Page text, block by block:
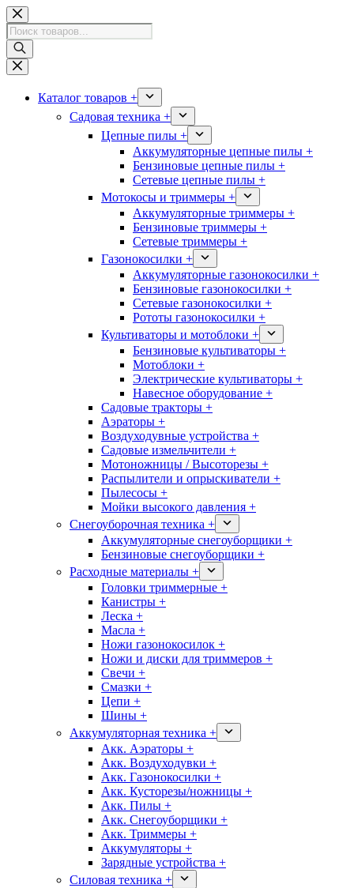
Перейти
к
сути
Поиск
товаров
Каталог товаров +
Садовая техника +
Цепные пилы +
Аккумуляторные цепные пилы +
Бензиновые цепные пилы +
Сетевые цепные пилы +
Мотокосы и триммеры +
Аккумуляторные триммеры +
Бензиновые триммеры +
Сетевые триммеры +
Газонокосилки +
Аккумуляторные газонокосилки +
Бензиновые газонокосилки +
Сетевые газонокосилки +
Рототы газонокосилки +
Культиваторы и мотоблоки +
Бензиновые культиваторы +
Мотоблоки +
Электрические культиваторы +
Навесное оборудование +
Садовые тракторы +
Аэраторы +
Воздуходувные устройства +
Садовые измельчители +
Мотоножницы / Высоторезы +
Распылители и опрыскиватели +
Пылесосы +
Мойки высокого давления +
Снегоуборочная техника +
Аккумуляторные снегоуборщики +
Бензиновые снегоуборщики +
Расходные материалы +
Головки триммерные +
Канистры +
Леска +
Масла +
Ножи газонокосилок +
Ножи и диски для триммеров +
Свечи +
Смазки +
Цепи +
Шины +
Аккумуляторная техника +
Акк. Аэраторы +
Акк. Воздуходувки +
Акк. Газонокосилки +
Акк. Кусторезы/ножницы +
Акк. Пилы +
Акк. Снегоуборщики +
Акк. Триммеры +
Аккумуляторы +
Зарядные устройства +
Силовая техника +